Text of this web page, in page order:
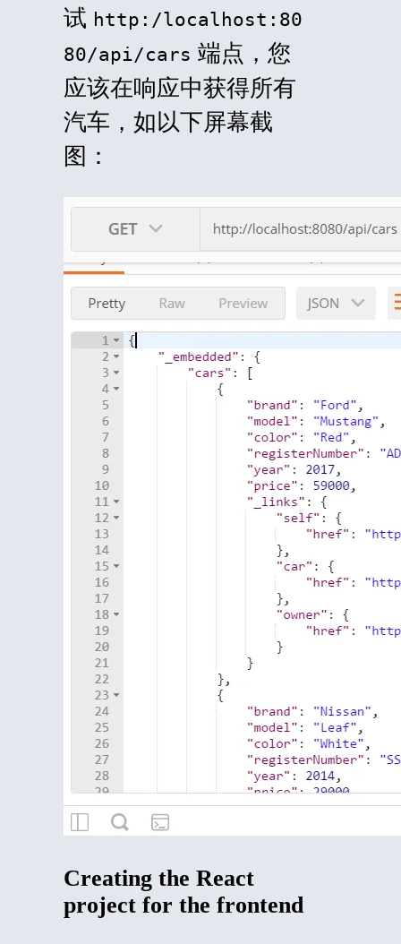
试 http:/localhost:80
80/api/cars 端点，您
应该在响应中获得所有
汽车，如以下屏幕截
图：
Creating the React
project for the frontend